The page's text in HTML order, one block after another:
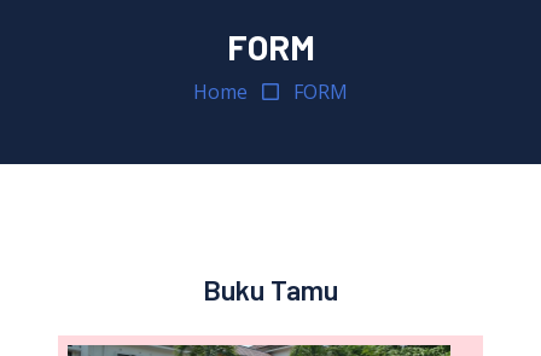
FORM
Home FORM
Buku Tamu